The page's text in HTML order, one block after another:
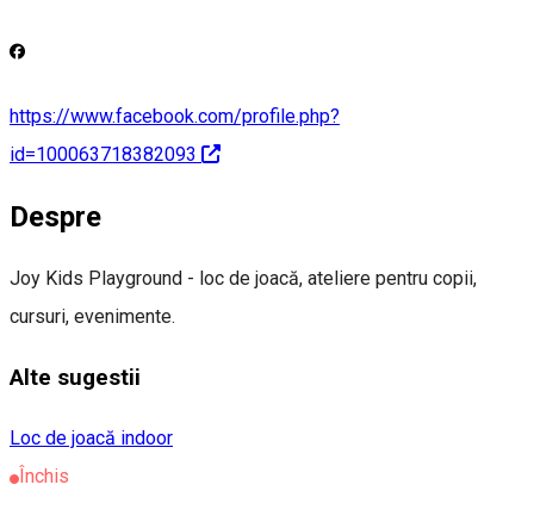
https://www.facebook.com/profile.php?
id=100063718382093
Despre
Joy Kids Playground - loc de joacă, ateliere pentru copii,
cursuri, evenimente.
Alte sugestii
Loc de joacă indoor
Închis